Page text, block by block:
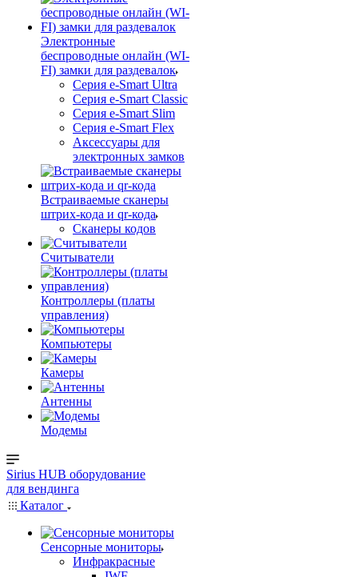
Электронные
беспроводные онлайн (WI-
FI) замки для раздевалок
Серия e-Smart Ultra
Серия e-Smart Classic
Серия e-Smart Slim
Серия e-Smart Flex
Аксессуары для
электронных замков
Встраиваемые сканеры
штрих-кода и qr-кода
Сканеры кодов
Считыватели
Контроллеры (платы
управления)
Компьютеры
Камеры
Антенны
Модемы
Sirius HUB оборудование
для вендинга
Каталог
Сенсорные мониторы
Инфракрасные